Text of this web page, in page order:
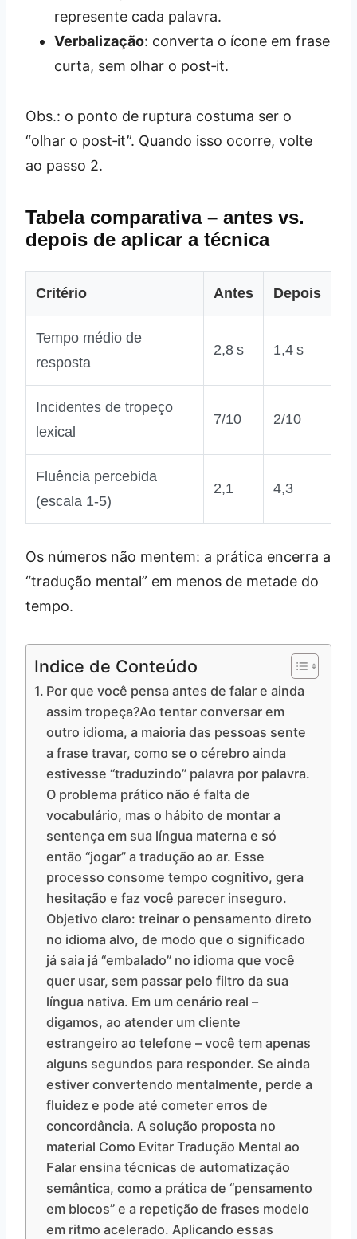
represente cada palavra.
Verbalização: converta o ícone em frase
curta, sem olhar o post‑it.
Obs.: o ponto de ruptura costuma ser o
“olhar o post‑it”. Quando isso ocorre, volte
ao passo 2.
Tabela comparativa – antes vs.
depois de aplicar a técnica
Critério Antes Depois
Tempo médio de
resposta
2,8 s 1,4 s
Incidentes de tropeço
lexical
7/10 2/10
Fluência percebida
(escala 1‑5)
2,1 4,3
Os números não mentem: a prática encerra a
“tradução mental” em menos de metade do
tempo.
Indice de Conteúdo
Por que você pensa antes de falar e ainda
assim tropeça?Ao tentar conversar em
outro idioma, a maioria das pessoas sente
a frase travar, como se o cérebro ainda
estivesse “traduzindo” palavra por palavra.
O problema prático não é falta de
vocabulário, mas o hábito de montar a
sentença em sua língua materna e só
então “jogar” a tradução ao ar. Esse
processo consome tempo cognitivo, gera
hesitação e faz você parecer inseguro.
Objetivo claro: treinar o pensamento direto
no idioma alvo, de modo que o significado
já saia já “embalado” no idioma que você
quer usar, sem passar pelo filtro da sua
língua nativa. Em um cenário real –
digamos, ao atender um cliente
estrangeiro ao telefone – você tem apenas
alguns segundos para responder. Se ainda
estiver convertendo mentalmente, perde a
fluidez e pode até cometer erros de
concordância. A solução proposta no
material Como Evitar Tradução Mental ao
Falar ensina técnicas de automatização
semântica, como a prática de “pensamento
em blocos” e a repetição de frases modelo
em ritmo acelerado. Aplicando essas